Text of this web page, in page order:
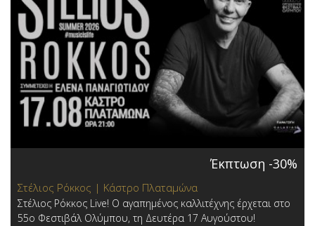
Έκπτωση -30%
Στέλιος Ρόκκος | Κάστρο Πλαταμώνα
Στέλιος Ρόκκος Live! Ο αγαπημένος καλλιτέχνης έρχεται στο
55ο Φεστιβάλ Ολύμπου, τη Δευτέρα 17 Αυγούστου!